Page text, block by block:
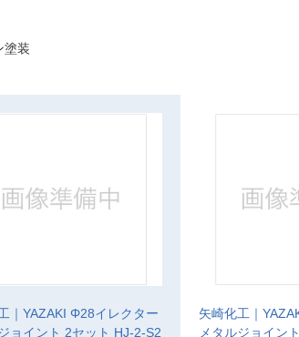
塗装
｜YAZAKI Φ28イレクター
ョイント 2セット HJ-2-S2
矢崎化工｜
メタルジョイン